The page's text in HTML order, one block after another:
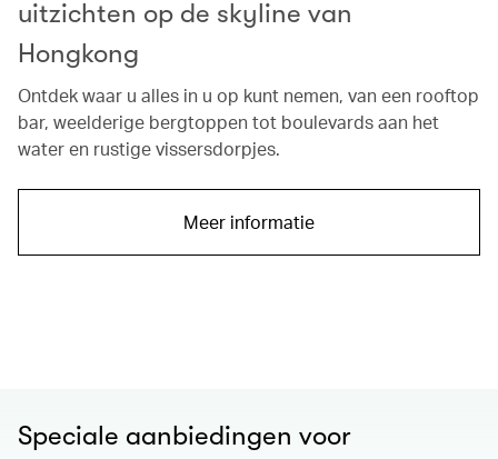
uitzichten op de skyline van
Hongkong
Ontdek waar u alles in u op kunt nemen, van een rooftop
bar, weelderige bergtoppen tot boulevards aan het
water en rustige vissersdorpjes.
Meer informatie
Speciale aanbiedingen voor